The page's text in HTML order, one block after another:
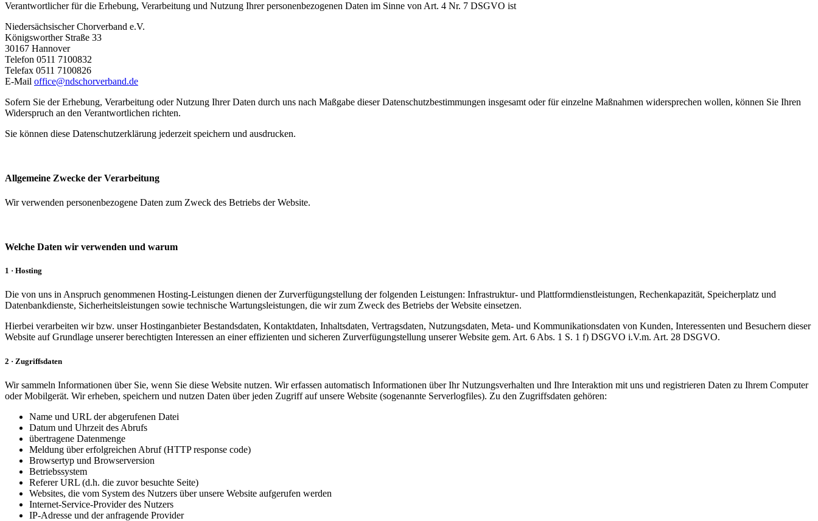
Verantwortlicher für die Erhebung, Verarbeitung und Nutzung Ihrer personenbezogenen Daten im Sinne von Art. 4 Nr. 7 DSGVO ist
Niedersächsischer Chorverband e.V.
Königsworther Straße 33
30167 Hannover
Telefon 0511 7100832
Telefax 0511 7100826
E-Mail office@ndschorverband.de
Sofern Sie der Erhebung, Verarbeitung oder Nutzung Ihrer Daten durch uns nach Maßgabe dieser Datenschutzbestimmungen insgesamt oder für einzelne Maßnahmen widersprechen wollen, können Sie Ihren
Widerspruch an den Verantwortlichen richten.
Sie können diese Datenschutzerklärung jederzeit speichern und ausdrucken.
Allgemeine Zwecke der Verarbeitung
Wir verwenden personenbezogene Daten zum Zweck des Betriebs der Website.
Welche Daten wir verwenden und warum
1 · Hosting
Die von uns in Anspruch genommenen Hosting-Leistungen dienen der Zurverfügungstellung der folgenden Leistungen: Infrastruktur- und Plattformdienstleistungen, Rechenkapazität, Speicherplatz und
Datenbankdienste, Sicherheitsleistungen sowie technische Wartungsleistungen, die wir zum Zweck des Betriebs der Website einsetzen.
Hierbei verarbeiten wir bzw. unser Hostinganbieter Bestandsdaten, Kontaktdaten, Inhaltsdaten, Vertragsdaten, Nutzungsdaten, Meta- und Kommunikationsdaten von Kunden, Interessenten und Besuchern dieser
Website auf Grundlage unserer berechtigten Interessen an einer effizienten und sicheren Zurverfügungstellung unserer Website gem. Art. 6 Abs. 1 S. 1 f) DSGVO i.V.m. Art. 28 DSGVO.
2 · Zugriffsdaten
Wir sammeln Informationen über Sie, wenn Sie diese Website nutzen. Wir erfassen automatisch Informationen über Ihr Nutzungsverhalten und Ihre Interaktion mit uns und registrieren Daten zu Ihrem Computer
oder Mobilgerät. Wir erheben, speichern und nutzen Daten über jeden Zugriff auf unsere Website (sogenannte Serverlogfiles). Zu den Zugriffsdaten gehören:
Name und URL der abgerufenen Datei
Datum und Uhrzeit des Abrufs
übertragene Datenmenge
Meldung über erfolgreichen Abruf (HTTP response code)
Browsertyp und Browserversion
Betriebssystem
Referer URL (d.h. die zuvor besuchte Seite)
Websites, die vom System des Nutzers über unsere Website aufgerufen werden
Internet-Service-Provider des Nutzers
IP-Adresse und der anfragende Provider